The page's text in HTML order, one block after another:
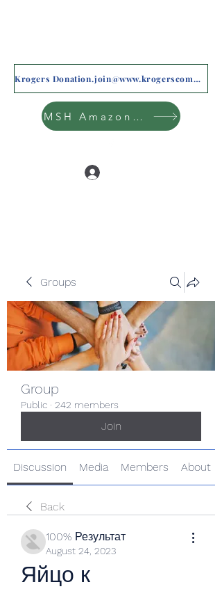
Krogers Donation.join@www.krogerscommunityrewards.com
MSH Amazon Wishlist
Groups
Group
Public · 242 members
Join
Discussion Media Members About
Back
100% Результат
August 24, 2023
Яйцо к